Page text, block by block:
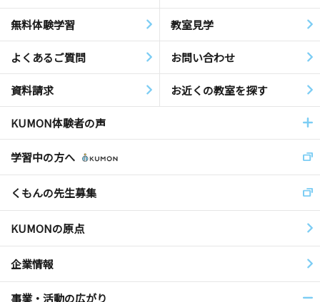
無料体験学習 教室見学
よくあるご質問 お問い合わせ
資料請求 お近くの教室を探す
KUMON体験者の声
学習中の方へ
くもんの先生募集
KUMONの原点
企業情報
事業・活動の広がり